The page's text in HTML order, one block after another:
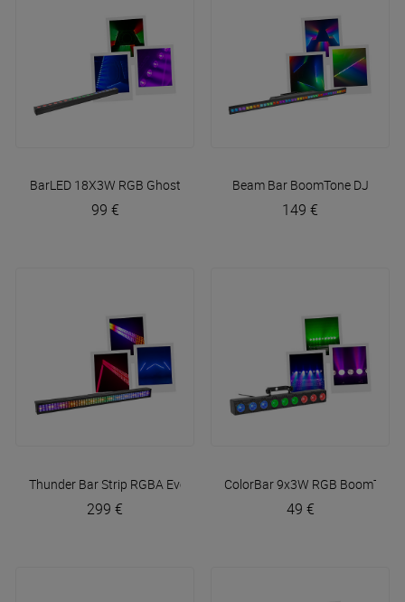
BarLED 18X3W RGB Ghost
99 €
Beam Bar BoomTone DJ
149 €
Thunder Bar Strip RGBA Evolite
299 €
ColorBar 9x3W RGB BoomTone
49 €